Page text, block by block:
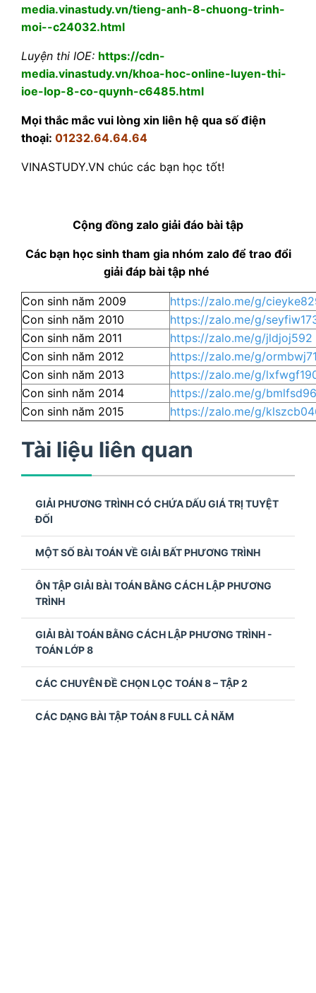
media.vinastudy.vn/tieng-anh-8-chuong-trinh-
moi--c24032.html
Luyện thi IOE: https://cdn-
media.vinastudy.vn/khoa-hoc-online-luyen-thi-
ioe-lop-8-co-quynh-c6485.html
Mọi thắc mắc vui lòng xin liên hệ qua số điện
thoại: 01232.64.64.64
VINASTUDY.VN chúc các bạn học tốt!
Cộng đồng zalo giải đáo bài tập
Các bạn học sinh tham gia nhóm zalo để trao đổi
giải đáp bài tập nhé
Con sinh năm 2009
https://zalo.me/g/
Con sinh năm 2010
https://zalo.me/g/
Con sinh năm 2011
https://zalo.me/g/jldjoj592
Con sinh năm 2012
https://zalo.me/g/
Con sinh năm 2013
https://zalo.me/g/
Con sinh năm 2014
https://zalo.me/g/
Con sinh năm 2015
https://zalo.me/g/
Tài liệu liên quan
GIẢI PHƯƠNG TRÌNH CÓ CHỨA DẤU GIÁ TRỊ TUYỆT
ĐỐI
MỘT SỐ BÀI TOÁN VỀ GIẢI BẤT PHƯƠNG TRÌNH
ÔN TẬP GIẢI BÀI TOÁN BẰNG CÁCH LẬP PHƯƠNG
TRÌNH
GIẢI BÀI TOÁN BẰNG CÁCH LẬP PHƯƠNG TRÌNH -
TOÁN LỚP 8
CÁC CHUYÊN ĐỀ CHỌN LỌC TOÁN 8 – TẬP 2
CÁC DẠNG BÀI TẬP TOÁN 8 FULL CẢ NĂM